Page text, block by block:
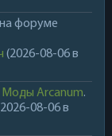
на форуме
(2026-08-06 в
Моды Arcanum.
08-06 в